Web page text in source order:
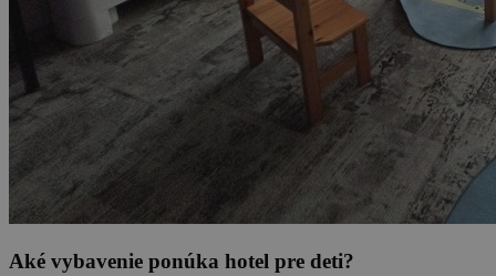
Aké vybavenie ponúka hotel pre deti?